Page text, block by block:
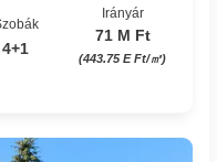
4+1
Irányár
71 M Ft
(443.75 E Ft/㎡)